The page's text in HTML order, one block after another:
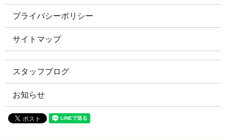
プライバシーポリシー
サイトマップ
スタッフブログ
お知らせ